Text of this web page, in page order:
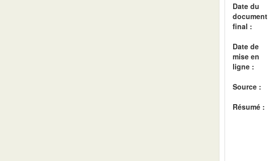
Date du
document
final :
Date de
mise en
ligne :
Source :
Résumé :